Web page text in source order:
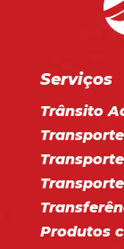
Serviços
Trânsito
Produtos